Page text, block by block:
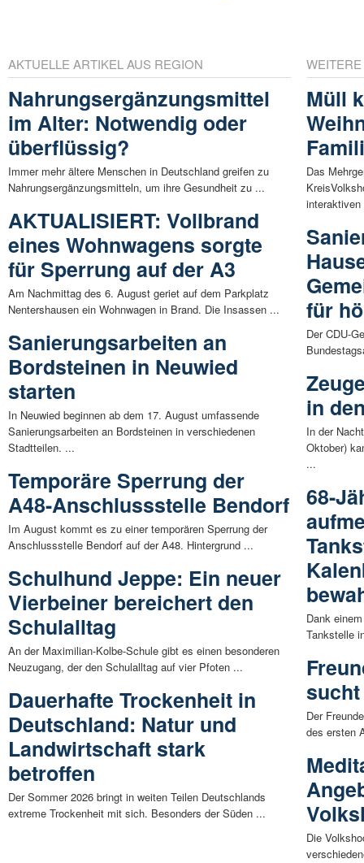
AKTUELLE ARTIKEL AUS REGION
Nahrungsergänzungsmittel
im Alter: Notwendig oder
überflüssig?
Immer mehr ältere Menschen in Deutschland greifen zu
Nahrungsergänzungsmitteln, um ihre Gesundheit zu ...
AKTUALISIERT: Vollbrand
eines Wohnwagens sorgte
für Sperrung auf der A3
Am Nachmittag des 6. August geriet auf dem Parkplatz
Nentershausen ein Wohnwagen in Brand. Die Insassen ...
Sanierungsarbeiten an
Bordsteinen in Neuwied
starten
In Neuwied beginnen ab dem 17. August umfassende
Sanierungsarbeiten an Bordsteinen in verschiedenen
Stadtteilen. ...
Temporäre Sperrung der
A48-Anschlussstelle Bendorf
Im August kommt es zu einer temporären Sperrung der
Anschlussstelle Bendorf auf der A48. Hintergrund ...
Schulhund Jeppe: Ein neuer
Vierbeiner bereichert den
Schulalltag
An der Maximilian-Kolbe-Schule gibt es einen besonderen
Neuzugang, der den Schulalltag auf vier Pfoten ...
Dauerhafte Trockenheit in
Deutschland: Natur und
Landwirtschaft stark
betroffen
Der Sommer 2026 bringt in weiten Teilen Deutschlands
extreme Trockenheit mit sich. Besonders der Süden ...
Müll
Das
für
Der CDU-
in
In der
Oktober)
...
68-
Dank
Tankstelle
Der
des ersten
Die